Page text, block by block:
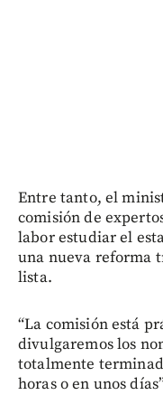
Entre tanto, el
comisión de
labor estudiar el
una nueva reforma
lista.
“La comisión está
divulgaremos los
totalmente
horas o en unos